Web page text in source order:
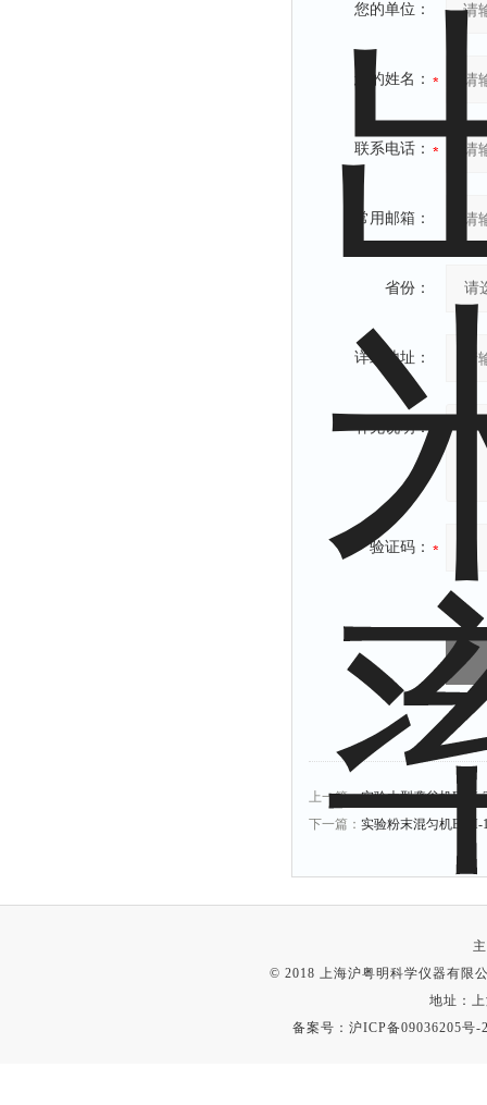
您的单位：
您的姓名：
联系电话：
常用邮箱：
省份：
详细地址：
补充说明：
验证码：
上一篇：实验大型砻谷机BLH-
下一篇： 实验粉末混匀机BLH-
© 2018 上海沪粤明科学仪器有限
地址：
备案号：沪ICP备09036205号-